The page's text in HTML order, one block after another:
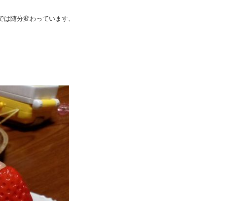
随分変わっています、